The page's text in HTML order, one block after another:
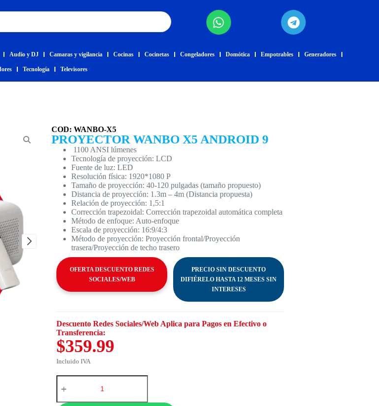
Audio y DJ Camaras y vigilancia Cocinas Cocinetas Congeladores Domótica Empotrables Generadores
Tecnología Televisores
COD: WANBO-X5
PROYECTOR WANBO X5 ANDROID 9
1100 ANSI lúmenes
Tecnología de proyección: LCD
Fuente de luz: LED
Resolución física: 1920*1080 P
Tamaño de proyección: 40-120 pulgadas (tamaño propuesto)
Distancia de proyección: 1.3m – 4m (Distancia propuesta)
Relación de proyección: 1,5:1
Corrección trapezoidal: Corrección trapezoidal automática completa
Método de enfoque: Auto-enfoque
Escala de proyección: 16:9/4:3
Método de proyección: Proyección frontal/Proyección
trasera/Proyección de techo trasero
OFERTA DESCUENTO REDES
SOCIALES/WEB
PRECIO SIN DESCUENTO
DIFIÉRELO HASTA 12 MESES SIN
INTERESES
Descuento Redes Sociales/Web Aplica para Pagos en Efectivo o
Transferencia:
$359.99
Incluido IVA